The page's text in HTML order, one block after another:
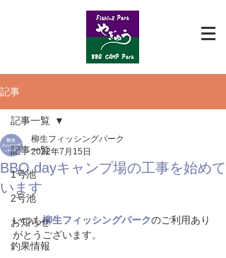
記事
記事一覧
1号池
2号池
お知らせ
釣果情報
記事一覧
BBQ dayキャンプ場の工事を始めて
います
柳生フィッシングパーク
2022年7月15日
いつも柳生フィッシングパークのご利用あり
がとうございます。